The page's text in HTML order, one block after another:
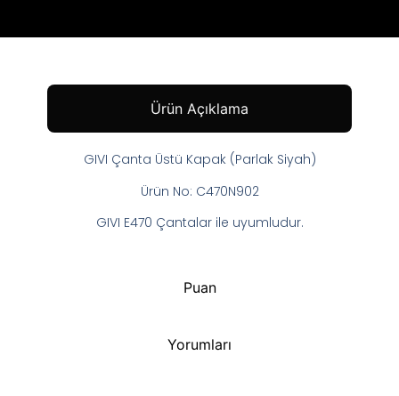
Ürün Açıklama
Puan
Yorumları
GIVI Çanta Üstü Kapak (Parlak Siyah)
Ürün No: C470N902
GIVI E470 Çantalar ile uyumludur.